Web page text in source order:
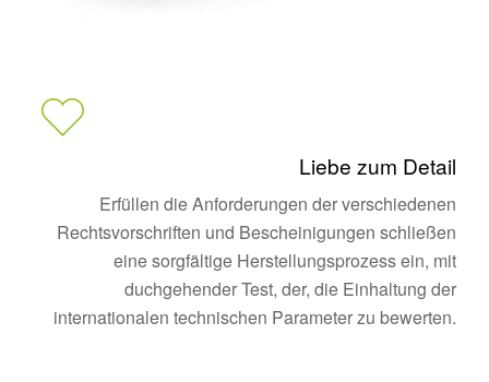
Liebe zum Detail
Erfüllen die Anforderungen der verschiedenen
Rechtsvorschriften und Bescheinigungen schließen
eine sorgfältige Herstellungsprozess ein, mit
duchgehender Test, der, die Einhaltung der
internationalen technischen Parameter zu bewerten.